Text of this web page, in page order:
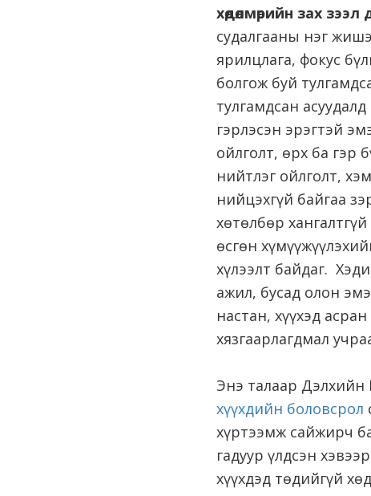
хөдөлмөрийн зах
судалгааны нэг
ярилцлага, фокус
болгож буй
тулгамдсан
гэрлэсэн эрэгтэй
ойлголт, өрх ба гэр
нийтлэг ойлголт,
нийцэхгүй байгаа
хөтөлбөр
өсгөн
хүлээлт байдаг.
ажил, бусад олон
настан, хүүхэд
хязгаарлагдмал
Энэ талаар Дэлхийн
хүүхдийн боловсрол
хүртээмж сайжирч
гадуур үлдсэн
хүүхдэд төдийгүй